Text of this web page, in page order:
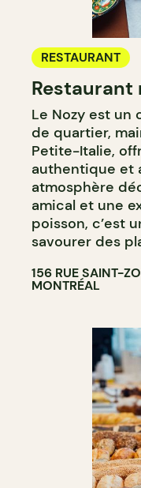
RESTAURANT
Restaurant
Le Nozy est
de quartier,
Petite-Italie,
authentique et
atmosphère
amical et une
poisson, c’est
savourer des
156 RUE SAINT-
MONTRÉAL